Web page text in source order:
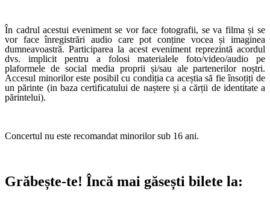
În cadrul acestui eveniment se vor face fotografii, se va filma și se
vor face înregistrări audio care pot conține vocea și imaginea
dumneavoastră. Participarea la acest eveniment reprezintă acordul
dvs. implicit pentru a folosi materialele foto/video/audio pe
plaformele de social media proprii și/sau ale partenerilor noștri.
Accesul minorilor este posibil cu condiția ca aceștia să fie însoțiți de
un părinte (in baza certificatului de naștere și a cărții de identitate a
părintelui).
Concertul nu este recomandat minorilor sub 16 ani.
Grăbește-te! Încă mai găsești bilete la: